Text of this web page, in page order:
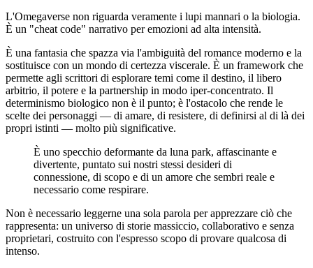
L'Omegaverse non riguarda veramente i lupi mannari o la biologia.
È un "cheat code" narrativo per emozioni ad alta intensità.
È una fantasia che spazza via l'ambiguità del romance moderno e la
sostituisce con un mondo di certezza viscerale. È un framework che
permette agli scrittori di esplorare temi come il destino, il libero
arbitrio, il potere e la partnership in modo iper-concentrato. Il
determinismo biologico non è il punto; è l'ostacolo che rende le
scelte dei personaggi — di amare, di resistere, di definirsi al di là dei
propri istinti — molto più significative.
È uno specchio deformante da luna park, affascinante e
divertente, puntato sui nostri stessi desideri di
connessione, di scopo e di un amore che sembri reale e
necessario come respirare.
Non è necessario leggerne una sola parola per apprezzare ciò che
rappresenta: un universo di storie massiccio, collaborativo e senza
proprietari, costruito con l'espresso scopo di provare qualcosa di
intenso.